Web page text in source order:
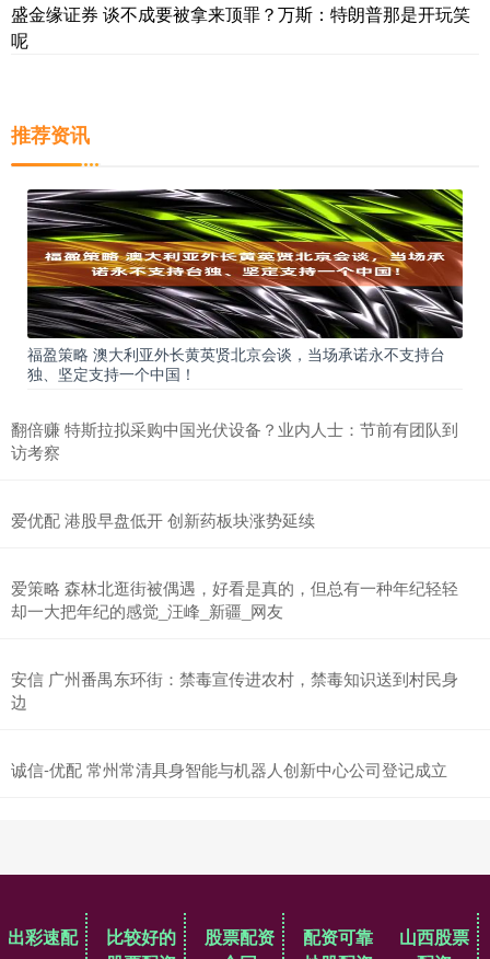
盛金缘证券 谈不成要被拿来顶罪？万斯：特朗普那是开玩笑
呢
推荐资讯
福盈策略 澳大利亚外长黄英贤北京会谈，当场承诺永不支持台
独、坚定支持一个中国！
翻倍赚 特斯拉拟采购中国光伏设备？业内人士：节前有团队到
访考察
爱优配 港股早盘低开 创新药板块涨势延续
爱策略 森林北逛街被偶遇，好看是真的，但总有一种年纪轻轻
却一大把年纪的感觉_汪峰_新疆_网友
安信 广州番禺东环街：禁毒宣传进农村，禁毒知识送到村民身
边
诚信-优配 常州常清具身智能与机器人创新中心公司登记成立
出彩速配
比较好的
股票配资
配资可靠
山西股票